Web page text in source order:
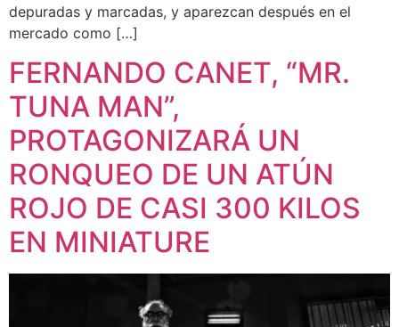
depuradas y marcadas, y aparezcan después en el
mercado como […]
FERNANDO CANET, “MR.
TUNA MAN”,
PROTAGONIZARÁ UN
RONQUEO DE UN ATÚN
ROJO DE CASI 300 KILOS
EN MINIATURE